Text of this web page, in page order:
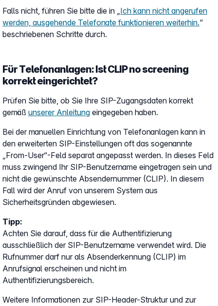
Falls nicht, führen Sie bitte die in „Ich kann nicht angerufen
werden, ausgehende Telefonate funktionieren weiterhin.“
beschriebenen Schritte durch.
Für Telefonanlagen: Ist CLIP no screening
korrekt eingerichtet?
Prüfen Sie bitte, ob Sie Ihre SIP-Zugangsdaten korrekt
gemäß unserer Anleitung eingegeben haben.
Bei der manuellen Einrichtung von Telefonanlagen kann in
den erweiterten SIP-Einstellungen oft das sogenannte
„From-User“-Feld separat angepasst werden. In dieses Feld
muss zwingend Ihr SIP-Benutzername eingetragen sein und
nicht die gewünschte Absendernummer (CLIP). In diesem
Fall wird der Anruf von unserem System aus
Sicherheitsgründen abgewiesen.
Tipp:
Achten Sie darauf, dass für die Authentifizierung
ausschließlich der SIP-Benutzername verwendet wird. Die
Rufnummer darf nur als Absenderkennung (CLIP) im
Anrufsignal erscheinen und nicht im
Authentifizierungsbereich.
Weitere Informationen zur SIP-Header-Struktur und zur